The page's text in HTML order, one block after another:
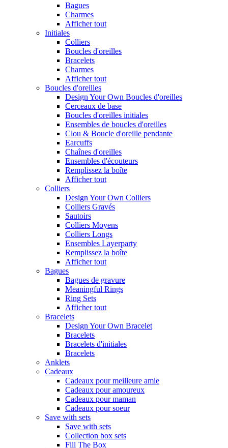
Bagues
Charmes
Afficher tout
Initiales
Colliers
Boucles d'oreilles
Bracelets
Charmes
Afficher tout
Boucles d'oreilles
Design Your Own Boucles d'oreilles
Cerceaux de base
Boucles d'oreilles initiales
Ensembles de boucles d'oreilles
Clou & Boucle d'oreille pendante
Earcuffs
Chaînes d'oreilles
Ensembles d'écouteurs
Remplissez la boîte
Afficher tout
Colliers
Design Your Own Colliers
Colliers Gravés
Sautoirs
Colliers Moyens
Colliers Longs
Ensembles Layerparty
Remplissez la boîte
Afficher tout
Bagues
Bagues de gravure
Meaningful Rings
Ring Sets
Afficher tout
Bracelets
Design Your Own Bracelet
Bracelets
Bracelets d'initiales
Bracelets
Anklets
Cadeaux
Cadeaux pour meilleure amie
Cadeaux pour amoureux
Cadeaux pour maman
Cadeaux pour soeur
Save with sets
Save with sets
Collection box sets
Fill The Box